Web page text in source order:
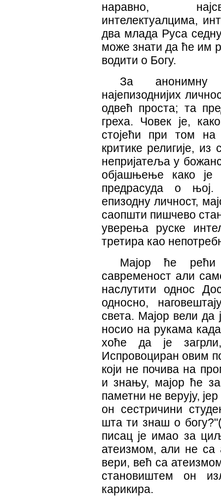
наравно,
интелектуалцима,
два млада Руса
може знати да ће им
водити о Богу.
За анонимну
најепизоднијих
одвећ проста; та
греха. Човек је,
стојећи при том на
критике религије,
непријатеља у
објашњење како је
предрасуда о њој.
епизодну личност,
саопшти пишчево
уверења руске
третира као
Мајор ће
савременост али
наслутити однос
односно,
света. Мајор вели да
носио на рукама
хоће да је
Испровоциран овим
који не почива на
и знању, мајор ће
паметни не верују,
он сестричини
шта ти знаш о
писац је имао за
атеизмом, али не са
вери, већ са
становиштем он
карикира.